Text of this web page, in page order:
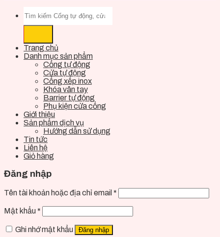
Trang chủ
Danh mục sản phẩm
Cổng tự động
Cửa tự động
Cổng xếp inox
Khóa vân tay
Barrier tự động
Phụ kiện cửa cổng
Giới thiệu
Sản phẩm dịch vụ
Hướng dẫn sử dụng
Tin tức
Liên hệ
Giỏ hàng
Đăng nhập
Tên tài khoản hoặc địa chỉ email *
Mật khẩu *
Ghi nhớ mật khẩu Đăng nhập